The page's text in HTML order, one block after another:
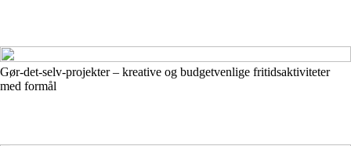
Gør-det-selv-projekter – kreative og budgetvenlige fritidsaktiviteter
med formål